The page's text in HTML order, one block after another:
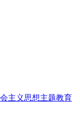
主义思想主题教育